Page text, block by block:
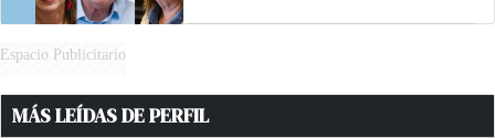
Espacio Publicitario
MÁS LEÍDAS DE PERFIL